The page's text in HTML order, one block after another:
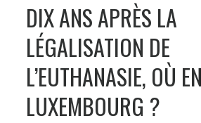
DIX ANS APRÈS LA
LÉGALISATION DE
L’EUTHANASIE, OÙ
LUXEMBOURG ?